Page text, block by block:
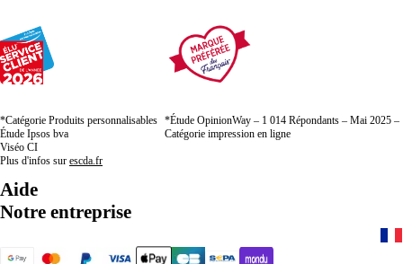
*Catégorie Produits personnalisables
Étude Ipsos bva
Viséo CI
Plus d'infos sur escda.fr
*Étude OpinionWay – 1 014 Répondants – Mai 2025 –
Catégorie impression en ligne
Aide
Notre entreprise